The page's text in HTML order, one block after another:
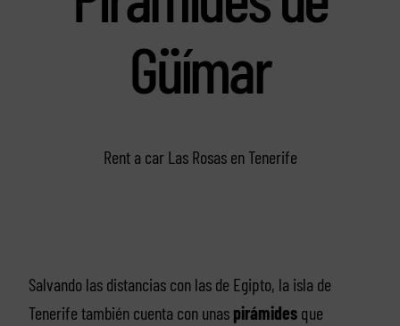
Güímar
Rent a car Las Rosas en Tenerife
Salvando las distancias con las de Egipto, la isla de
Tenerife también cuenta con unas pirámidesque